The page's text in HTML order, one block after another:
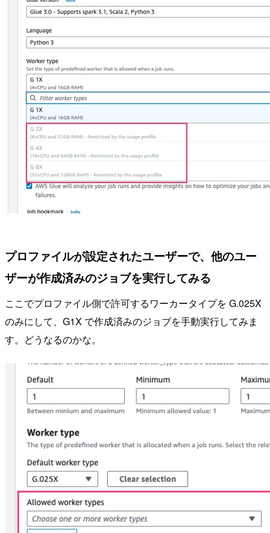
プロファイルが設定されたユーザーで、他のユー
ザーが作成済みのジョブを実行してみる
ここでプロファイル側で許可するワーカータイプを G.025X
のみにして、G1X で作成済みのジョブを手動実行してみま
す。どうなるのかな。